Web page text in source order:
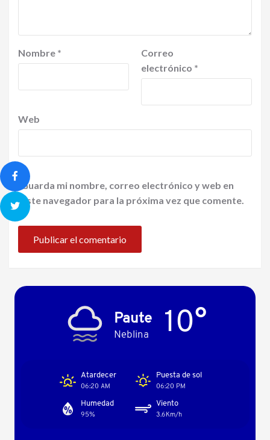
Nombre *
Correo
electrónico *
Web
Guarda mi nombre, correo electrónico y web en
este navegador para la próxima vez que comente.
Paute
Neblina 10°
Atardecer
06:20 AM
Puesta de sol
06:20 PM
Humedad
95%
Viento
3.6Km/h